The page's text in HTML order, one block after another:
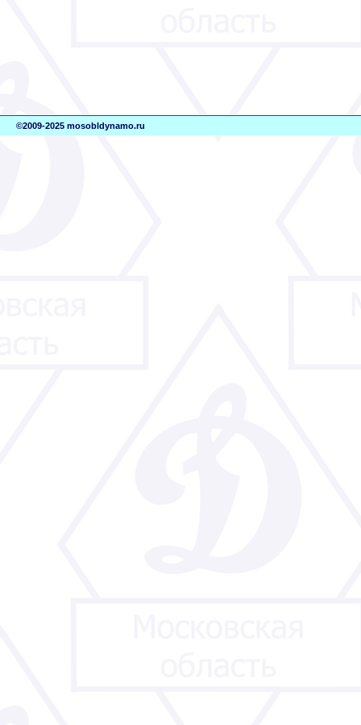
©2009-2025 mosobldynamo.ru